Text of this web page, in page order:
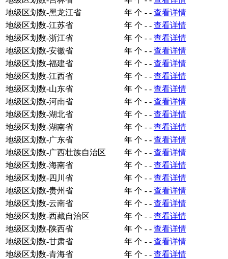
地级区划数-黑龙江省
年 个 - - 查看详情
地级区划数-江苏省
年 个 - - 查看详情
地级区划数-浙江省
年 个 - - 查看详情
地级区划数-安徽省
年 个 - - 查看详情
地级区划数-福建省
年 个 - - 查看详情
地级区划数-江西省
年 个 - - 查看详情
地级区划数-山东省
年 个 - - 查看详情
地级区划数-河南省
年 个 - - 查看详情
地级区划数-湖北省
年 个 - - 查看详情
地级区划数-湖南省
年 个 - - 查看详情
地级区划数-广东省
年 个 - - 查看详情
地级区划数-广西壮族自治区
年 个 - - 查看详情
地级区划数-海南省
年 个 - - 查看详情
地级区划数-四川省
年 个 - - 查看详情
地级区划数-贵州省
年 个 - - 查看详情
地级区划数-云南省
年 个 - - 查看详情
地级区划数-西藏自治区
年 个 - - 查看详情
地级区划数-陕西省
年 个 - - 查看详情
地级区划数-甘肃省
年 个 - - 查看详情
地级区划数-青海省
年 个 - - 查看详情